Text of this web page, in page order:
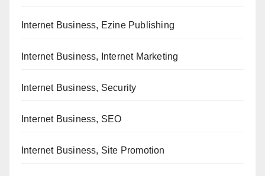
Internet Business, Ezine Publishing
Internet Business, Internet Marketing
Internet Business, Security
Internet Business, SEO
Internet Business, Site Promotion